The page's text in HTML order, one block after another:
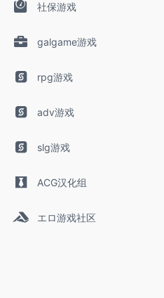
社保游戏
galgame游戏
rpg游戏
adv游戏
slg游戏
ACG汉化组
エロ游戏社区